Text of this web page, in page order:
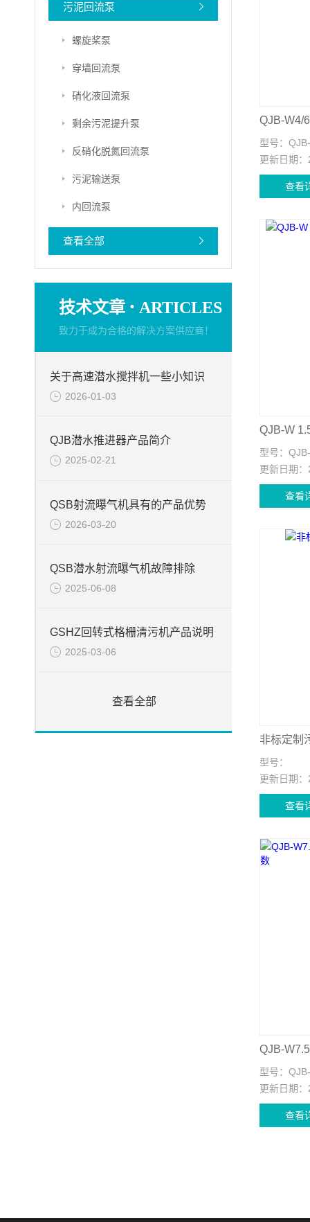
污泥回流泵
螺旋桨泵
穿墙回流泵
硝化液回流泵
剩余污泥提升泵
反硝化脱氮回流泵
污泥输送泵
内回流泵
查看全部
技术文章 · ARTICLES
致力于成为合格的解决方案供应商！
关于高速潜水搅拌机一些小知识
2026-01-03
QJB潜水推进器产品简介
2025-02-21
QSB射流曝气机具有的产品优势
2026-03-20
QSB潜水射流曝气机故障排除
2025-06-08
GSHZ回转式格栅清污机产品说明
2025-03-06
查看全部
型号：
更新日期：
查看
QJB-W
型号：
更新日期：
查看
非标定制
型号：
更新日期：
查看
型号：
更新日期：
查看